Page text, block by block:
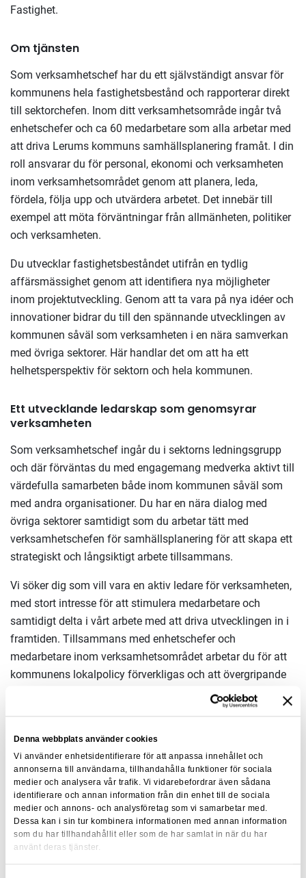
Denna webbplats använder cookies
Vi använder enhetsidentifierare för att anpassa innehållet och
annonserna till användarna, tillhandahålla funktioner för sociala
medier och analysera vår trafik. Vi vidarebefordrar även sådana
identifierare och annan information från din enhet till de sociala
medier och annons- och analysföretag som vi samarbetar med.
Dessa kan i sin tur kombinera informationen med annan information
som du har tillhandahållit eller som de har samlat in när du har
använt deras tjänster.
Fastighet.
Om tjänsten
Som verksamhetschef har du ett självständigt ansvar för
kommunens hela fastighetsbestånd och rapporterar direkt
till sektorchefen. Inom ditt verksamhetsområde ingår två
enhetschefer och ca 60 medarbetare som alla arbetar med
att driva Lerums kommuns samhällsplanering framåt. I din
roll ansvarar du för personal, ekonomi och verksamheten
inom verksamhetsområdet genom att planera, leda,
fördela, följa upp och utvärdera arbetet. Det innebär till
exempel att möta förväntningar från allmänheten, politiker
och verksamheten.
Du utvecklar fastighetsbeståndet utifrån en tydlig
affärsmässighet genom att identifiera nya möjligheter
inom projektutveckling. Genom att ta vara på nya idéer och
innovationer bidrar du till den spännande utvecklingen av
kommunen såväl som verksamheten i en nära samverkan
med övriga sektorer. Här handlar det om att ha ett
helhetsperspektiv för sektorn och hela kommunen.
Ett utvecklande ledarskap som genomsyrar
verksamheten
Som verksamhetschef ingår du i sektorns ledningsgrupp
och där förväntas du med engagemang medverka aktivt till
värdefulla samarbeten både inom kommunen såväl som
med andra organisationer. Du har en nära dialog med
övriga sektorer samtidigt som du arbetar tätt med
verksamhetschefen för samhällsplanering för att skapa ett
strategiskt och långsiktigt arbete tillsammans.
Vi söker dig som vill vara en aktiv ledare för verksamheten,
med stort intresse för att stimulera medarbetare och
samtidigt delta i vårt arbete med att driva utvecklingen in i
framtiden. Tillsammans med enhetschefer och
medarbetare inom verksamhetsområdet arbetar du för att
kommunens lokalpolicy förverkligas och att övergripande
Inom Lerums kommun genomsyras ledningens
förhållningssätt av ett utvecklande och tillitsbaserat
ledarskap tillsammans med en lyhördhet som får
medarbetarna att växa.
Bra att veta om tjänsten
Som anställd i Lerums kommun kan det förekomma krav